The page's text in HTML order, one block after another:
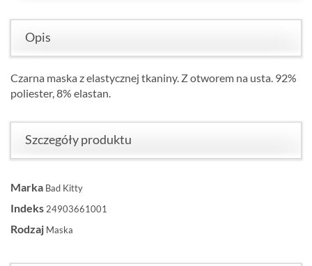
Opis
Czarna maska z elastycznej tkaniny. Z otworem na usta. 92%
poliester, 8% elastan.
Szczegóły produktu
Marka Bad Kitty
Indeks 24903661001
Rodzaj Maska